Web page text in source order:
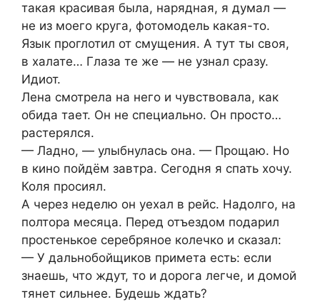
такая красивая была, нарядная, я думал —
не из моего круга, фотомодель какая-то.
Язык проглотил от смущения. А тут ты своя,
в халате… Глаза те же — не узнал сразу.
Идиот.
Лена смотрела на него и чувствовала, как
обида тает. Он не специально. Он просто…
растерялся.
— Ладно, — улыбнулась она. — Прощаю. Но
в кино пойдём завтра. Сегодня я спать хочу.
Коля просиял.
А через неделю он уехал в рейс. Надолго, на
полтора месяца. Перед отъездом подарил
простенькое серебряное колечко и сказал:
— У дальнобойщиков примета есть: если
знаешь, что ждут, то и дорога легче, и домой
тянет сильнее. Будешь ждать?